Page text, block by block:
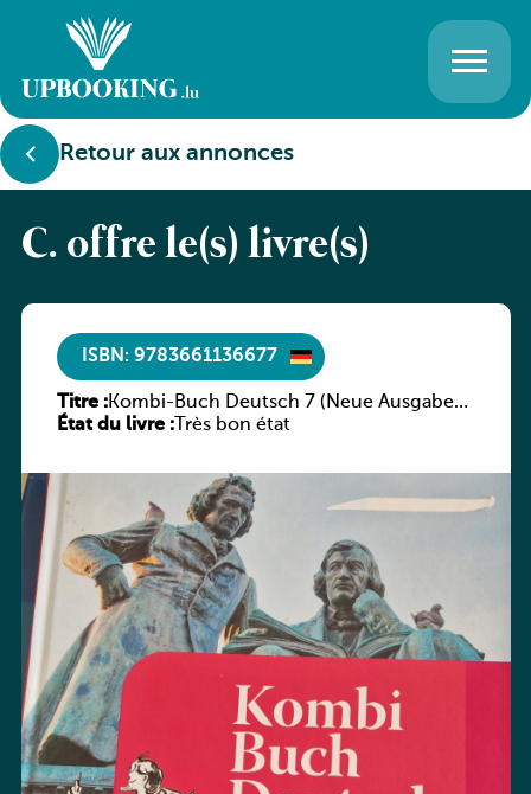
Retour aux annonces
C. offre le(s) livre(s)
ISBN: 9783661136677
Titre :Kombi-Buch Deutsch 7 (Neue Ausgabe
Luxemburg)
État du livre :Très bon état